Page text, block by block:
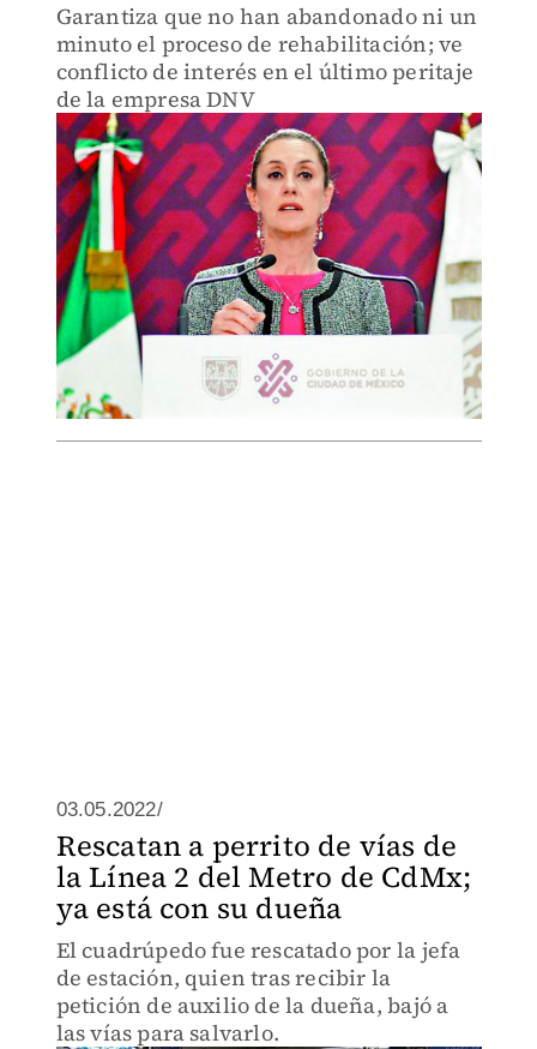
Garantiza que no han abandonado ni un
minuto el proceso de rehabilitación; ve
conflicto de interés en el último peritaje
de la empresa DNV
03.05.2022/
Rescatan a perrito de vías de
la Línea 2 del Metro de CdMx;
ya está con su dueña
El cuadrúpedo fue rescatado por la jefa
de estación, quien tras recibir la
petición de auxilio de la dueña, bajó a
las vías para salvarlo.